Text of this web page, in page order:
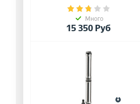
Много
15 350 Руб